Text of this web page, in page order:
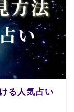
る人気占い